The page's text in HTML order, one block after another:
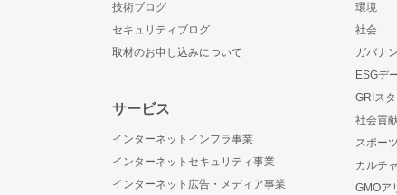
技術ブログ
セキュリティブログ
取材のお申し込みについて
サービス
インターネットインフラ事業
インターネットセキュリティ事業
インターネット広告・メディア事業
環境
社会
ガバナ
ESGデ
GRIス
社会貢
スポー
カルチ
GMOア